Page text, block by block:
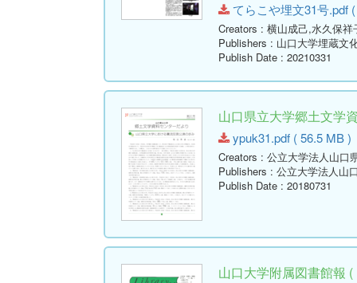
てらこや埋文31号.pdf
Creators : 横山成己,水久保祥
Publishers : 山口大学埋蔵文
Publish Date : 20210331
山口県立大学郷土文学
ypuk31.pdf ( 56.5 MB )
Creators : 公立大学法人山口
Publishers : 公立大学法人山
Publish Date : 20180731
山口大学附属図書館報